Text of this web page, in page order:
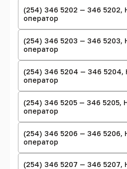
(254) 346 5202 — 346 5202,
оператор
(254) 346 5203 — 346 5203,
оператор
(254) 346 5204 — 346 5204,
оператор
(254) 346 5205 — 346 5205,
оператор
(254) 346 5206 — 346 5206,
оператор
(254) 346 5207 — 346 5207,